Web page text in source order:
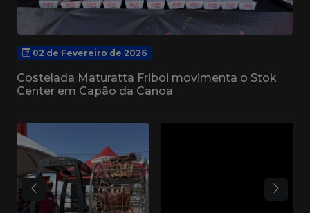
02 de Fevereiro de 2026
Costelada Maturatta Friboi movimenta o Stok
Center em Capão da Canoa